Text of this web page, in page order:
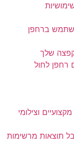
ברחפן
שלך
רחפן לחול
וצילומי
תוצאות מרשימות